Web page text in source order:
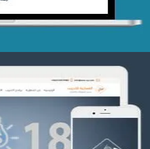
تصميم